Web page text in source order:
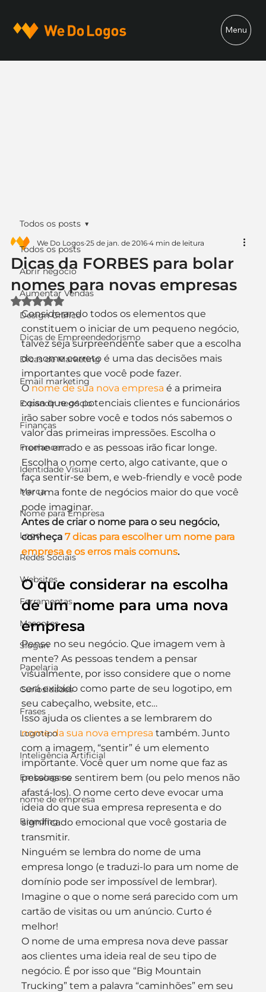
Menu
Todos os posts
Abrir negócio
Aumentar Vendas
Design Gráfico
Dicas de Empreendedorismo
Dicas de Marketing
Email marketing
Expandir negócio
Finanças
Freelancer
Identidade Visual
Marca
Nome para Empresa
Logo
Redes Sociais
Websites
Ferramentas
Mascotes
Slogan
Papelaria
Curiosidades
Frases
Logotipo
Inteligência Artificial
Embalagens
nome de empresa
Branding
Todos os posts
Dicas da FORBES para bolar
nomes para novas empresas
We Do Logos 25 de jan. de 2016 4 min de leitura
Avaliado com NaN de 5 estrelas.
Considerando todos os elementos que
constituem o iniciar de um pequeno negócio,
talvez seja surpreendente saber que a escolha
do nome correto é uma das decisões mais
importantes que você pode fazer.
O nome de sua nova empresa é a primeira
coisa que os potenciais clientes e funcionários
irão saber sobre você e todos nós sabemos o
valor das primeiras impressões. Escolha o
nome errado e as pessoas irão ficar longe.
Escolha o nome certo, algo cativante, que o
faça sentir-se bem, e web-friendly e você pode
ter uma fonte de negócios maior do que você
pode imaginar.
Antes de criar o nome para o seu negócio,
conheça 7 dicas para escolher um nome para
empresa e os erros mais comuns.
O que considerar na escolha
de um nome para uma nova
empresa
Pense no seu negócio. Que imagem vem à
mente? As pessoas tendem a pensar
visualmente, por isso considere que o nome
será exibido como parte de seu logotipo, em
seu cabeçalho, website, etc…
Isso ajuda os clientes a se lembrarem do
nome da sua nova empresa também. Junto
com a imagem, “sentir” é um elemento
importante. Você quer um nome que faz as
pessoas se sentirem bem (ou pelo menos não
afastá-los). O nome certo deve evocar uma
ideia do que sua empresa representa e do
significado emocional que você gostaria de
transmitir.
Ninguém se lembra do nome de uma
empresa longo (e traduzi-lo para um nome de
domínio pode ser impossível de lembrar).
Imagine o que o nome será parecido com um
cartão de visitas ou um anúncio. Curto é
melhor!
O nome de uma empresa nova deve passar
aos clientes uma ideia real de seu tipo de
negócio. É por isso que “Big Mountain
Trucking” tem a palavra “caminhões” em seu